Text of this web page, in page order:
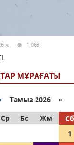
ж. 1 063
МҰРАҒАТЫ
Тамыз 2026 »
Ср Бс Жм Сб
1